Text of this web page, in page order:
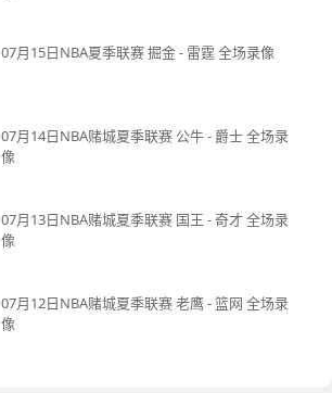
07月15日NBA夏季联赛 掘金 - 雷霆 全场录像
07月14日NBA赌城夏季联赛 公牛 - 爵士 全场录
像
07月13日NBA赌城夏季联赛 国王 - 奇才 全场录
像
07月12日NBA赌城夏季联赛 老鹰 - 篮网 全场录
像